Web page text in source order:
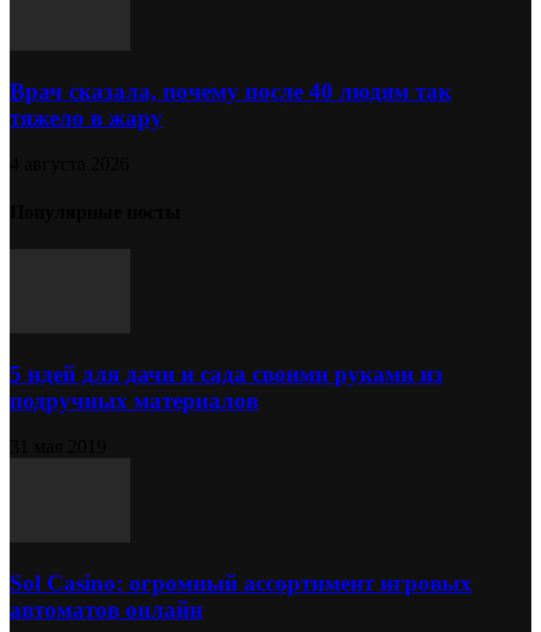
Врач сказала, почему после 40 людям так
тяжело в жару
5 идей для дачи и сада своими руками из
подручных материалов
Sol Сasino: огромный ассортимент игровых
автоматов онлайн